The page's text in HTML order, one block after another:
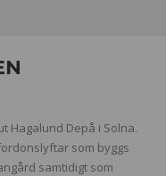
Hagalund Depå i Solna.
som byggs
samtidigt som